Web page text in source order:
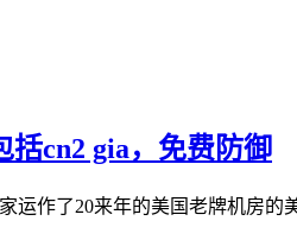
括cn2 gia，免费防御
运作了20来年的美国老牌机房